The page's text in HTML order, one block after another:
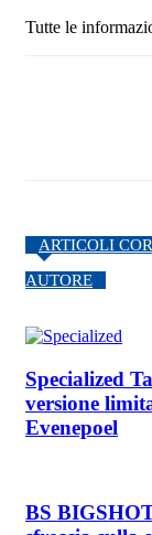
Tutte le
ARTICOLI
AUTORE
Specialized
versione
Evenepoel
BS